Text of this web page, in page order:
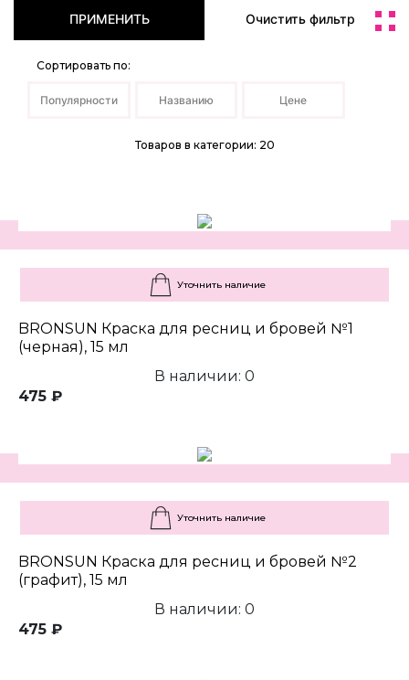
ПРИМЕНИТЬ Очистить фильтр
Сортировать по:
Популярности Названию Цене
Товаров в категории: 20
Уточнить наличие
BRONSUN Краска для ресниц и бровей №1
(черная), 15 мл
В наличии: 0
475 ₽
Уточнить наличие
BRONSUN Краска для ресниц и бровей №2
(графит), 15 мл
В наличии: 0
475 ₽